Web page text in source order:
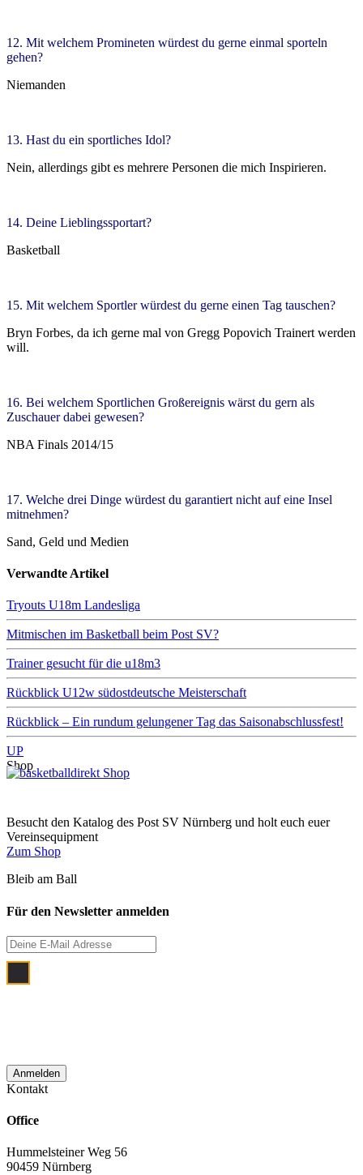
12. Mit welchem Promineten würdest du gerne einmal sporteln
gehen?
Niemanden
13. Hast du ein sportliches Idol?
Nein, allerdings gibt es mehrere Personen die mich Inspirieren.
14. Deine Lieblingssportart?
Basketball
15. Mit welchem Sportler würdest du gerne einen Tag tauschen?
Bryn Forbes, da ich gerne mal von Gregg Popovich Trainert werden
will.
16. Bei welchem Sportlichen Großereignis wärst du gern als
Zuschauer dabei gewesen?
NBA Finals 2014/15
17. Welche drei Dinge würdest du garantiert nicht auf eine Insel
mitnehmen?
Sand, Geld und Medien
Verwandte Artikel
Tryouts U18m Landesliga
Mitmischen im Basketball beim Post SV?
Trainer gesucht für die u18m3
Rückblick U12w südostdeutsche Meisterschaft
Rückblick – Ein rundum gelungener Tag das Saisonabschlussfest!
UP
Shop
Besucht den Katalog des Post SV Nürnberg und holt euch euer
Vereinsequipment
Zum Shop
Bleib am Ball
Für den Newsletter anmelden
Kontakt
Office
Hummelsteiner Weg 56
90459 Nürnberg